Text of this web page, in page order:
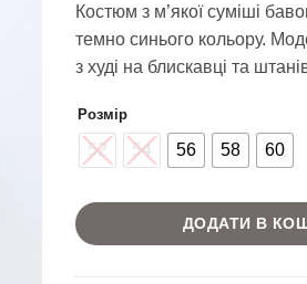
Костюм з м’якої суміші
темно синього кольору.
з худі на блискавці та
Розмір
52 54 56 58 60
ДОДАТИ В